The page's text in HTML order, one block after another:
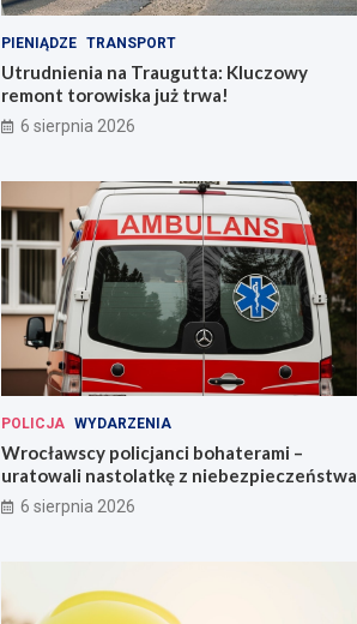
PIENIĄDZE TRANSPORT
Utrudnienia na Traugutta: Kluczowy
remont torowiska już trwa!
6 sierpnia 2026
POLICJA WYDARZENIA
Wrocławscy policjanci bohaterami –
uratowali nastolatkę z niebezpieczeństwa
6 sierpnia 2026